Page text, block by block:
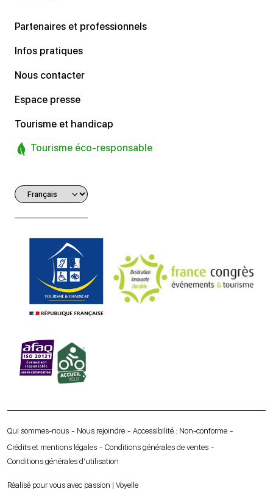
Partenaires et professionnels
Infos pratiques
Nous contacter
Espace presse
Tourisme et handicap
Tourisme éco-responsable
Qui sommes-nous Nous rejoindre
Accessibilité : Non-conforme
Crédits et mentions légales
Conditions générales de ventes
Conditions générales d’utilisation
Réalisé pour vous avec passion | Voyelle